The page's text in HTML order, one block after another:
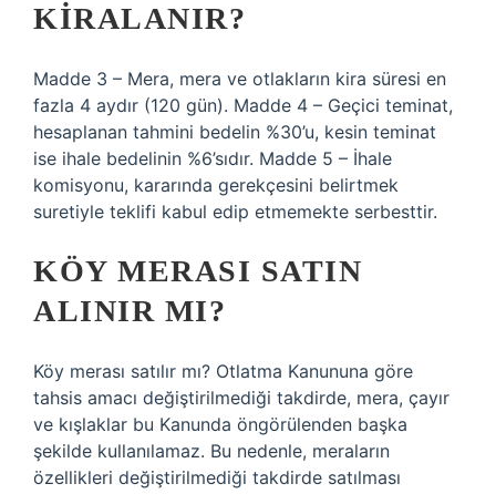
KIRALANIR?
Madde 3 – Mera, mera ve otlakların kira süresi en
fazla 4 aydır (120 gün). Madde 4 – Geçici teminat,
hesaplanan tahmini bedelin %30’u, kesin teminat
ise ihale bedelinin %6’sıdır. Madde 5 – İhale
komisyonu, kararında gerekçesini belirtmek
suretiyle teklifi kabul edip etmemekte serbesttir.
KÖY MERASI SATIN
ALINIR MI?
Köy merası satılır mı? Otlatma Kanununa göre
tahsis amacı değiştirilmediği takdirde, mera, çayır
ve kışlaklar bu Kanunda öngörülenden başka
şekilde kullanılamaz. Bu nedenle, meraların
özellikleri değiştirilmediği takdirde satılması